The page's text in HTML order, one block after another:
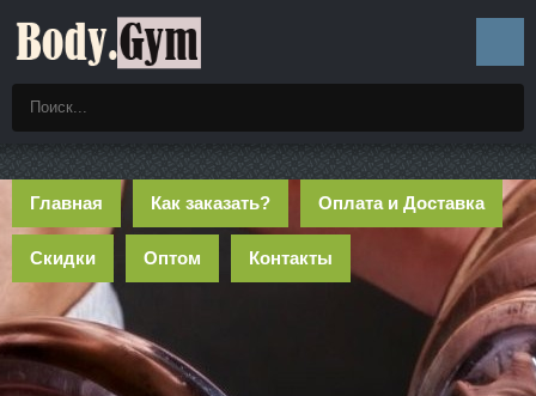
Главная Как заказать? Оплата и Доставка
Скидки Оптом Контакты